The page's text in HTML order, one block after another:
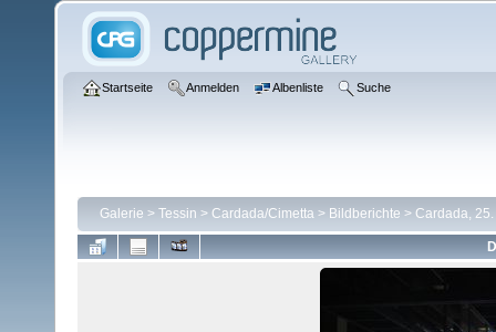
Startseite Anmelden Albenliste Suche
Galerie > Tessin > Cardada/Cimetta > Bildberichte > Cardada,